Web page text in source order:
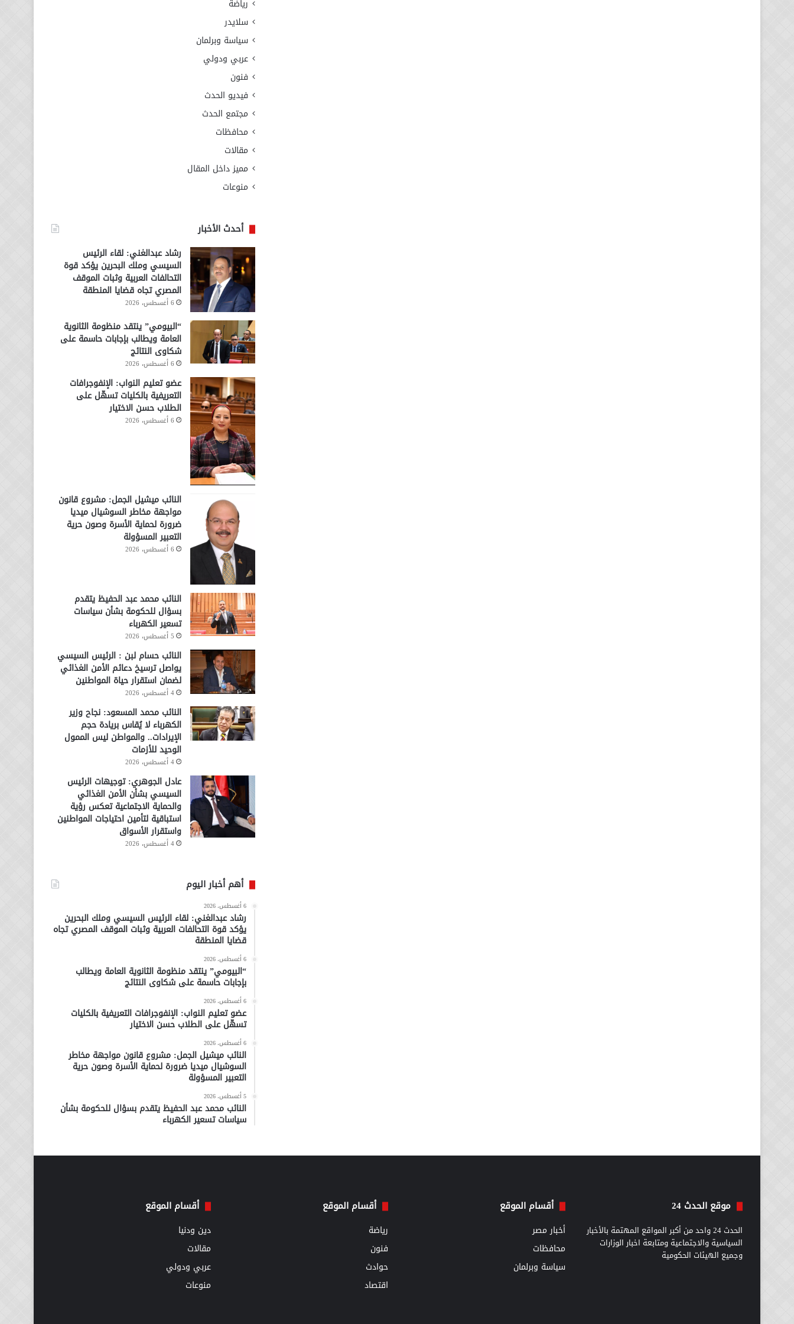
رياضة
سلايدر
سياسة وبرلمان
عربي ودولي
فنون
فيديو الحدث
مجتمع الحدث
محافظات
مقالات
مميز داخل المقال
منوعات
أحدث الأخبار
رشاد عبدالغني: لقاء الرئيس
السيسي وملك البحرين يؤكد قوة
التحالفات العربية وثبات الموقف
المصري تجاه قضايا المنطقة
6 أغسطس، 2026
“البيومي” ينتقد منظومة الثانوية
العامة ويطالب بإجابات حاسمة على
شكاوى النتائج
6 أغسطس، 2026
عضو تعليم النواب: الإنفوجرافات
التعريفية بالكليات تسهّل على
الطلاب حسن الاختيار
6 أغسطس، 2026
النائب ميشيل الجمل: مشروع قانون
مواجهة مخاطر السوشيال ميديا
ضرورة لحماية الأسرة وصون حرية
التعبير المسؤولة
6 أغسطس، 2026
النائب محمد عبد الحفيظ يتقدم
بسؤال للحكومة بشأن سياسات
تسعير الكهرباء
5 أغسطس، 2026
النائب حسام لبن : الرئيس السيسي
يواصل ترسيخ دعائم الأمن الغذائي
لضمان استقرار حياة المواطنين
4 أغسطس، 2026
النائب محمد المسعود: نجاح وزير
الكهرباء لا يُقاس بريادة حجم
الإيرادات.. والمواطن ليس الممول
الوحيد للأزمات
4 أغسطس، 2026
عادل الجوهري: توجيهات الرئيس
السيسي بشأن الأمن الغذائي
والحماية الاجتماعية تعكس رؤية
استباقية لتأمين احتياجات المواطنين
واستقرار الأسواق
4 أغسطس، 2026
أهم أخبار اليوم
6 أغسطس، 2026
رشاد عبدالغني: لقاء الرئيس السيسي وملك البحرين
يؤكد قوة التحالفات العربية وثبات الموقف المصري تجاه
قضايا المنطقة
6 أغسطس، 2026
“البيومي” ينتقد منظومة الثانوية العامة ويطالب
بإجابات حاسمة على شكاوى النتائج
6 أغسطس، 2026
عضو تعليم النواب: الإنفوجرافات التعريفية بالكليات
تسهّل على الطلاب حسن الاختيار
6 أغسطس، 2026
النائب ميشيل الجمل: مشروع قانون مواجهة مخاطر
السوشيال ميديا ضرورة لحماية الأسرة وصون حرية
التعبير المسؤولة
5 أغسطس، 2026
النائب محمد عبد الحفيظ يتقدم بسؤال للحكومة بشأن
سياسات تسعير الكهرباء
موقع الحدث 24
الحدث 24 واحد من أكبر المواقع المهتمة بالأخبار
السياسية والاجتماعية ومتابعة اخبار الوزارات
وجميع الهيئات الحكومية
أقسام الموقع
أخبار مصر
محافظات
سياسة وبرلمان
أقسام الموقع
رياضة
فنون
حوادث
اقتصاد
أقسام الموقع
دين ودنيا
مقالات
عربي ودولي
منوعات